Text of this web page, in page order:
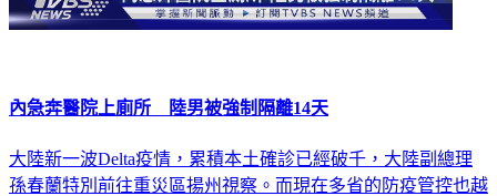
內急奔醫院上廁所 陸男被強制隔離14天
大陸新一波Delta疫情，累積本土確診已經破千，大陸副總理
孫春蘭特別前往重災區揚州視察。而現在多省的防疫管控也越